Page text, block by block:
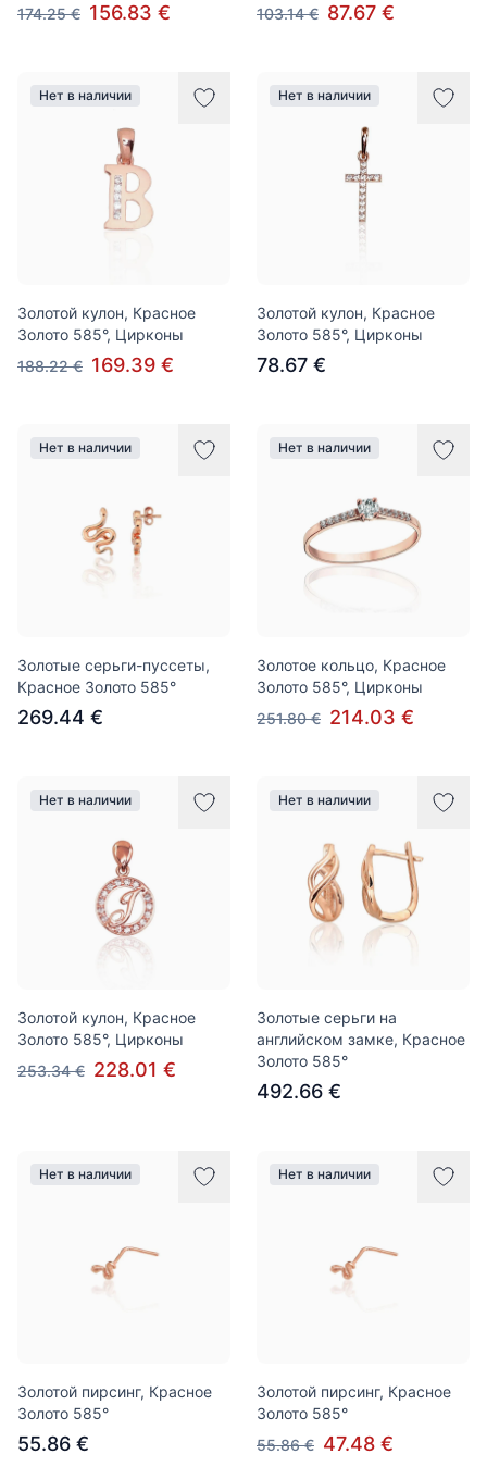
174.25 € 156.83 €
103.14 € 87.67 €
Нет в наличии
Золотой кулон, Красное
Золото 585°, Цирконы
188.22 € 169.39 €
Нет в наличии
Золотой кулон, Красное
Золото 585°, Цирконы
78.67 €
Нет в наличии
Золотые серьги-пуссеты,
Красное Золото 585°
269.44 €
Нет в наличии
Золотое кольцо, Красное
Золото 585°, Цирконы
251.80 € 214.03 €
Нет в наличии
Золотой кулон, Красное
Золото 585°, Цирконы
253.34 € 228.01 €
Нет в наличии
Золотые серьги на
английском замке, Красное
Золото 585°
492.66 €
Нет в наличии
Золотой пирсинг, Красное
Золото 585°
55.86 €
Нет в наличии
Золотой пирсинг, Красное
Золото 585°
55.86 € 47.48 €